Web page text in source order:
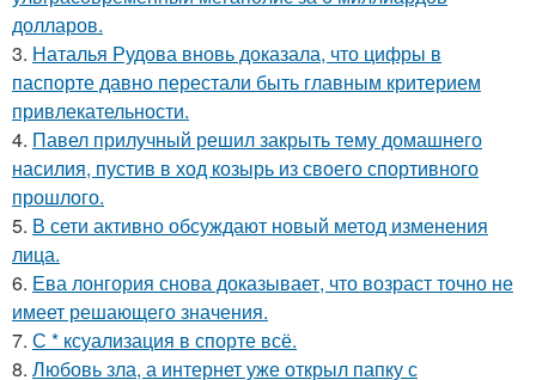
долларов.
3. Наталья Рудова вновь доказала, что цифры в
паспорте давно перестали быть главным критерием
привлекательности.
4. Павел прилучный решил закрыть тему домашнего
насилия, пустив в ход козырь из своего спортивного
прошлого.
5. В сети активно обсуждают новый метод изменения
лица.
6. Ева лонгория снова доказывает, что возраст точно не
имеет решающего значения.
7. С * ксуализация в спорте всё.
8. Любовь зла, а интернет уже открыл папку с